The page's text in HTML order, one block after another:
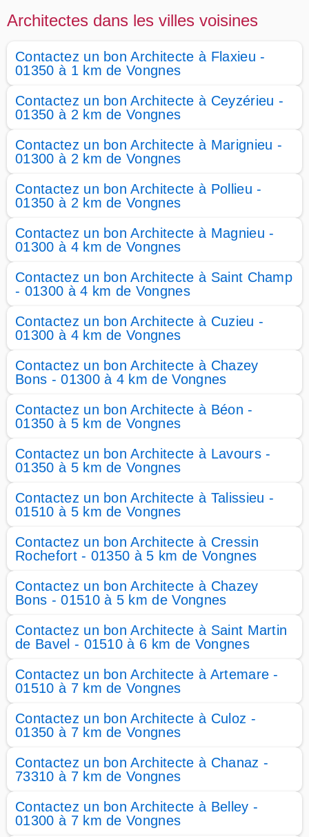
Architectes dans les villes voisines
Contactez un bon Architecte à Flaxieu -
01350 à 1 km de Vongnes
Contactez un bon Architecte à Ceyzérieu -
01350 à 2 km de Vongnes
Contactez un bon Architecte à Marignieu -
01300 à 2 km de Vongnes
Contactez un bon Architecte à Pollieu -
01350 à 2 km de Vongnes
Contactez un bon Architecte à Magnieu -
01300 à 4 km de Vongnes
Contactez un bon Architecte à Saint Champ
- 01300 à 4 km de Vongnes
Contactez un bon Architecte à Cuzieu -
01300 à 4 km de Vongnes
Contactez un bon Architecte à Chazey
Bons - 01300 à 4 km de Vongnes
Contactez un bon Architecte à Béon -
01350 à 5 km de Vongnes
Contactez un bon Architecte à Lavours -
01350 à 5 km de Vongnes
Contactez un bon Architecte à Talissieu -
01510 à 5 km de Vongnes
Contactez un bon Architecte à Cressin
Rochefort - 01350 à 5 km de Vongnes
Contactez un bon Architecte à Chazey
Bons - 01510 à 5 km de Vongnes
Contactez un bon Architecte à Saint Martin
de Bavel - 01510 à 6 km de Vongnes
Contactez un bon Architecte à Artemare -
01510 à 7 km de Vongnes
Contactez un bon Architecte à Culoz -
01350 à 7 km de Vongnes
Contactez un bon Architecte à Chanaz -
73310 à 7 km de Vongnes
Contactez un bon Architecte à Belley -
01300 à 7 km de Vongnes